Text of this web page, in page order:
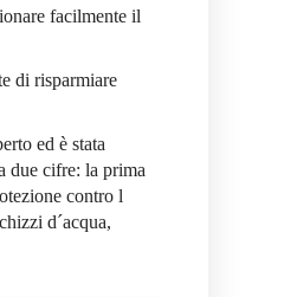
facilmente il
di risparmiare
ed è stata
due cifre: la prima
contro l
d´acqua,